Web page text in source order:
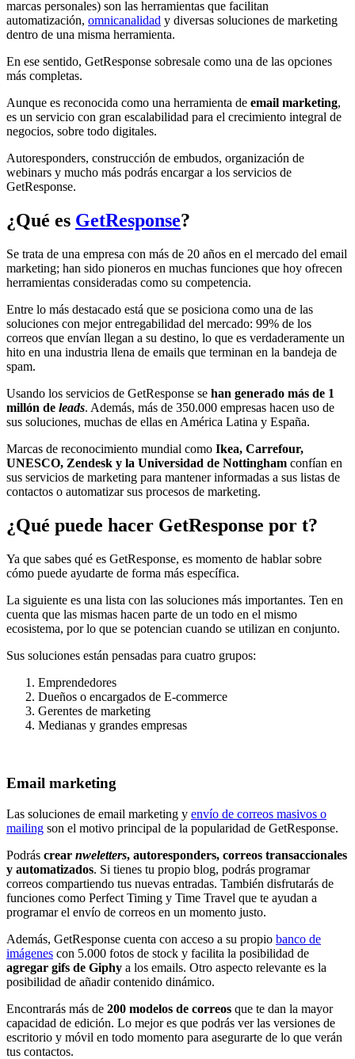
marcas personales) son las herramientas que facilitan
automatización, omnicanalidad y diversas soluciones de marketing
dentro de una misma herramienta.
En ese sentido, GetResponse sobresale como una de las opciones
más completas.
Aunque es reconocida como una herramienta de email marketing,
es un servicio con gran escalabilidad para el crecimiento integral de
negocios, sobre todo digitales.
Autoresponders, construcción de embudos, organización de
webinars y mucho más podrás encargar a los servicios de
GetResponse.
¿Qué es GetResponse?
Se trata de una empresa con más de 20 años en el mercado del email
marketing; han sido pioneros en muchas funciones que hoy ofrecen
herramientas consideradas como su competencia.
Entre lo más destacado está que se posiciona como una de las
soluciones con mejor entregabilidad del mercado: 99% de los
correos que envían llegan a su destino, lo que es verdaderamente un
hito en una industria llena de emails que terminan en la bandeja de
spam.
Usando los servicios de GetResponse se han generado más de 1
millón de leads. Además, más de 350.000 empresas hacen uso de
sus soluciones, muchas de ellas en América Latina y España.
Marcas de reconocimiento mundial como Ikea, Carrefour,
UNESCO, Zendesk y la Universidad de Nottingham confían en
sus servicios de marketing para mantener informadas a sus listas de
contactos o automatizar sus procesos de marketing.
¿Qué puede hacer GetResponse por t?
Ya que sabes qué es GetResponse, es momento de hablar sobre
cómo puede ayudarte de forma más específica.
La siguiente es una lista con las soluciones más importantes. Ten en
cuenta que las mismas hacen parte de un todo en el mismo
ecosistema, por lo que se potencian cuando se utilizan en conjunto.
Sus soluciones están pensadas para cuatro grupos:
Emprendedores
Dueños o encargados de E-commerce
Gerentes de marketing
Medianas y grandes empresas
Email marketing
Las soluciones de email marketing y envío de correos masivos o
mailing son el motivo principal de la popularidad de GetResponse.
Podrás crear nweletters, autoresponders, correos transaccionales
y automatizados. Si tienes tu propio blog, podrás programar
correos compartiendo tus nuevas entradas. También disfrutarás de
funciones como Perfect Timing y Time Travel que te ayudan a
programar el envío de correos en un momento justo.
Además, GetResponse cuenta con acceso a su propio banco de
imágenes con 5.000 fotos de stock y facilita la posibilidad de
agregar gifs de Giphy a los emails. Otro aspecto relevante es la
posibilidad de añadir contenido dinámico.
Encontrarás más de 200 modelos de correos que te dan la mayor
capacidad de edición. Lo mejor es que podrás ver las versiones de
escritorio y móvil en todo momento para asegurarte de lo que verán
tus contactos.